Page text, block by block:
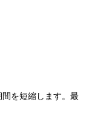
を短縮します。最